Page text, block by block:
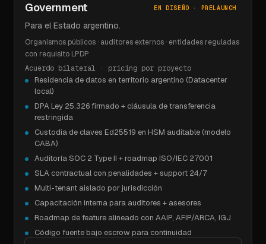
Government EN DISEÑO · PRELAUNCH
Para el Estado argentino.
Organismos públicos · auditores externos · entidades reguladas
con requisito LPDP
Acuerdo bilateral · pricing por proyecto
Residencia de datos en territorio argentino (Datacenter
local)
DPA Ley 25.326 firmado + cláusula de transferencia
restringida
Custodia de claves Ed25519 en HSM auditable (modelo
CABA)
Auditoría SOC 2 Type II + roadmap ISO/IEC 27001
SLA contractual con penalidades + support 24/7
Multi-tenant aislado por jurisdicción
Capacitación interna para auditores + asesores
Roadmap de feature alineado con AAIP, AFIP/ARCA, IGJ
Código fuente bajo escrow para continuidad